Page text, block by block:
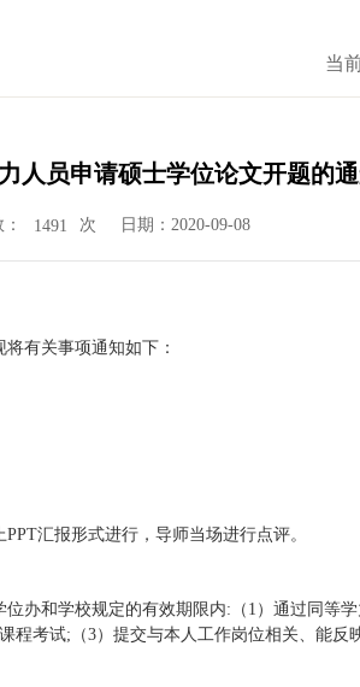
当
人员申请硕士学位论文开题的
1491 次 日期：2020-09-08
有关事项通知如下：
汇报形式进行，导师当场进行点评。
办和学校规定的有效期限内:（1）通过同等
程考试;（3）提交与本人工作岗位相关、能